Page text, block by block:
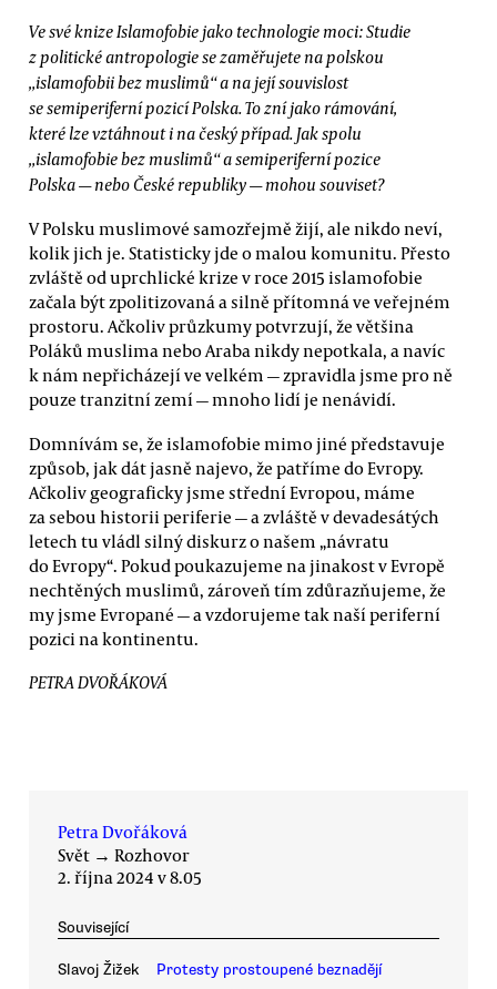
Ve své knize Islamofobie jako technologie moci: Studie
z politické antropologie se zaměřujete na polskou
„islamofobii bez muslimů“ a na její souvislost
se semiperiferní pozicí Polska. To zní jako rámování,
které lze vztáhnout i na český případ. Jak spolu
„islamofobie bez muslimů“ a semiperiferní pozice
Polska — nebo České republiky — mohou souviset?
V Polsku muslimové samozřejmě žijí, ale nikdo neví,
kolik jich je. Statisticky jde o malou komunitu. Přesto
zvláště od uprchlické krize v roce 2015 islamofobie
začala být zpolitizovaná a silně přítomná ve veřejném
prostoru. Ačkoliv průzkumy potvrzují, že většina
Poláků muslima nebo Araba nikdy nepotkala, a navíc
k nám nepřicházejí ve velkém — zpravidla jsme pro ně
pouze tranzitní zemí — mnoho lidí je nenávidí.
Domnívám se, že islamofobie mimo jiné představuje
způsob, jak dát jasně najevo, že patříme do Evropy.
Ačkoliv geograficky jsme střední Evropou, máme
za sebou historii periferie — a zvláště v devadesátých
letech tu vládl silný diskurz o našem „návratu
do Evropy“. Pokud poukazujeme na jinakost v Evropě
nechtěných muslimů, zároveň tím zdůrazňujeme, že
my jsme Evropané — a vzdorujeme tak naší periferní
pozici na kontinentu.
PETRA DVOŘÁKOVÁ
Petra Dvořáková
Svět → Rozhovor
2. října 2024 v 8.05
Související
Slavoj Žižek Protesty prostoupené beznadějí